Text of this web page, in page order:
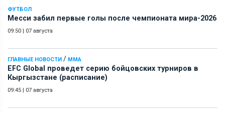
ФУТБОЛ
Месси забил первые голы после чемпионата мира-2026
09:50 | 07 августа
ГЛАВНЫЕ НОВОСТИ / ММА
EFC Global проведет серию бойцовских турниров в
Кыргызстане (расписание)
09:45 | 07 августа